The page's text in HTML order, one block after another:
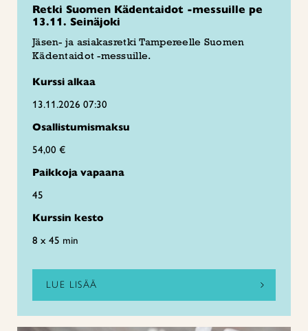
Retki Suomen Kädentaidot -messuille pe
13.11. Seinäjoki
Jäsen- ja asiakasretki Tampereelle Suomen
Kädentaidot -messuille.
Kurssi alkaa
13.11.2026 07:30
Osallistumismaksu
54,00 €
Paikkoja vapaana
45
Kurssin kesto
8 x 45 min
LUE LISÄÄ